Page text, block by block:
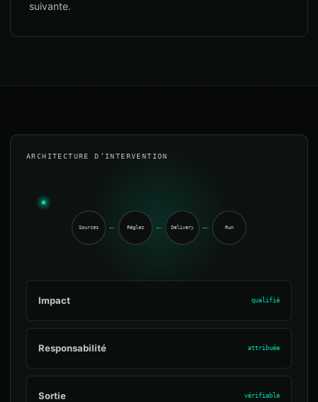
suivante.
ARCHITECTURE D’INTERVENTION
Sources Règles Delivery Run
Impact qualifié
Responsabilité attribuée
Sortie vérifiable